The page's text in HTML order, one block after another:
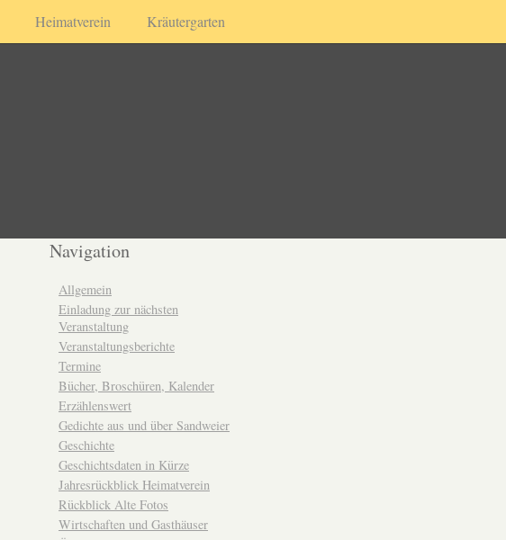
Heimatverein Kräutergarten
Navigation
Allgemein
Einladung zur nächsten
Veranstaltung
Veranstaltungsberichte
Termine
Bücher, Broschüren, Kalender
Erzählenswert
Gedichte aus und über Sandweier
Geschichte
Geschichtsdaten in Kürze
Jahresrückblick Heimatverein
Rückblick Alte Fotos
Wirtschaften und Gasthäuser